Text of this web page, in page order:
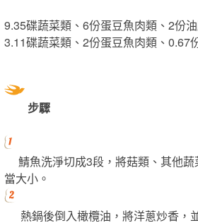
9.35碟蔬菜類、6份蛋豆魚肉類、2份
3.11碟蔬菜類、2份蛋豆魚肉類、0.67
步驟
鯖魚洗淨切成3段，將菇類、其他
當大小。
熱鍋後倒入橄欖油，將洋蔥炒香，